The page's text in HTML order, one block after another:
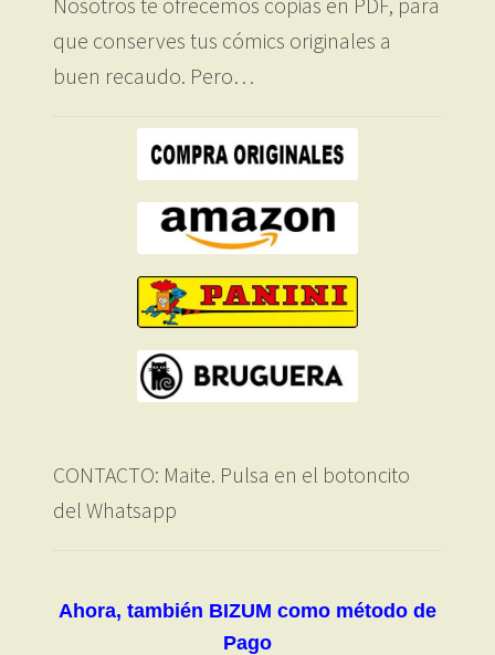
que conserves tus cómics originales a
buen recaudo. Pero…
CONTACTO: Maite. Pulsa en el botoncito
del Whatsapp
Ahora, también BIZUM como método de
Pago